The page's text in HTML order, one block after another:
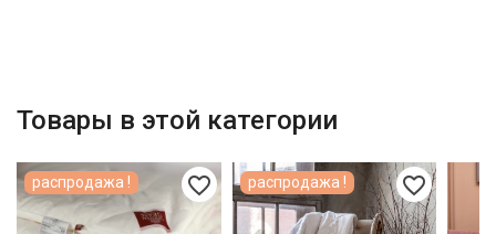
Товары в этой категории
favorite_border
распродажа ! favorite_border
распродажа !